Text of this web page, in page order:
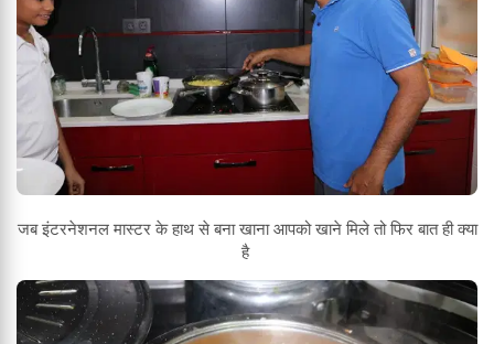
जब इंटरनेशनल मास्टर के हाथ से बना खाना आपको खाने मिले तो फिर बात ही क्या
है